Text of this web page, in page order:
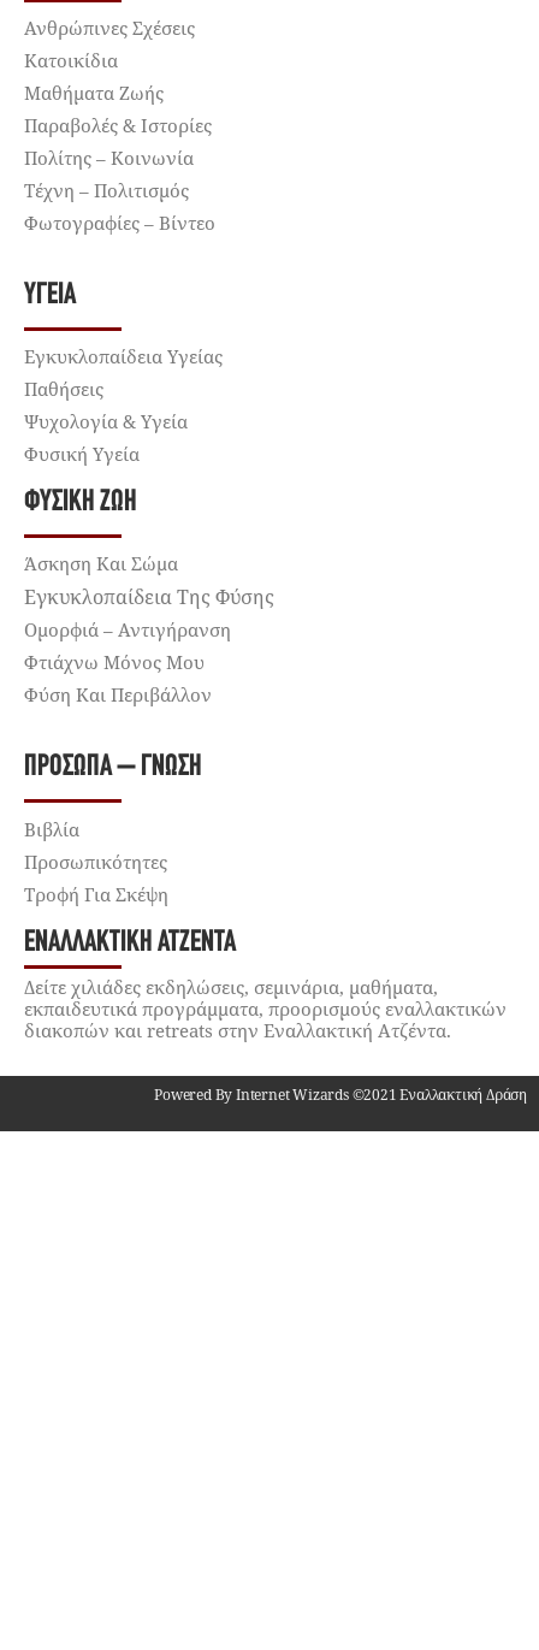
Ανθρώπινες Σχέσεις
Κατοικίδια
Μαθήματα Ζωής
Παραβολές & Ιστορίες
Πολίτης – Κοινωνία
Τέχνη – Πολιτισμός
Φωτογραφίες – Βίντεο
ΥΓΕΊΑ
Εγκυκλοπαίδεια Υγείας
Παθήσεις
Ψυχολογία & Υγεία
Φυσική Υγεία
ΦΥΣΙΚΉ ΖΩΉ
Άσκηση Και Σώμα
Εγκυκλοπαίδεια Της Φύσης
Ομορφιά – Αντιγήρανση
Φτιάχνω Μόνος Μου
Φύση Και Περιβάλλον
ΠΡΌΣΩΠΑ – ΓΝΏΣΗ
Βιβλία
Προσωπικότητες
Τροφή Για Σκέψη
ΕΝΑΛΛΑΚΤΙΚΉ ΑΤΖΈΝΤΑ
Δείτε χιλιάδες εκδηλώσεις, σεμινάρια, μαθήματα,
εκπαιδευτικά προγράμματα, προορισμούς εναλλακτικών
διακοπών και retreats στην Εναλλακτική Ατζέντα.
Powered By Internet Wizards ©2021 Εναλλακτική Δράση